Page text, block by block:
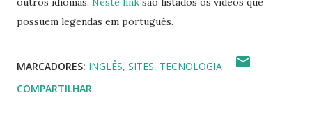
possuem legendas em português.
MARCADORES: INGLÊS SITES TECNOLOGIA
COMPARTILHAR